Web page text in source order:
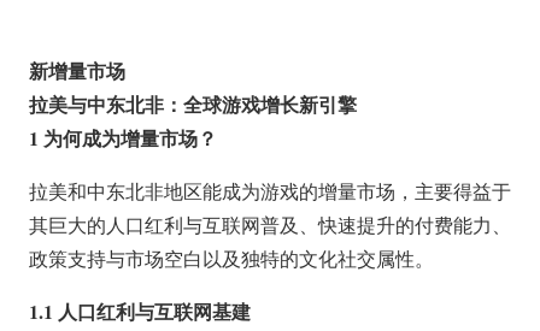
新增量市场
拉美与中东北非：全球游戏增长新引擎
1 为何成为增量市场？
拉美和中东北非地区能成为游戏的增量市场，主要得益于
其巨大的人口红利与互联网普及、快速提升的付费能力、
政策支持与市场空白以及独特的文化社交属性。
1.1 人口红利与互联网基建